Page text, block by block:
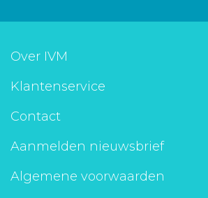
Over IVM
Klantenservice
Contact
Aanmelden nieuwsbrief
Algemene voorwaarden